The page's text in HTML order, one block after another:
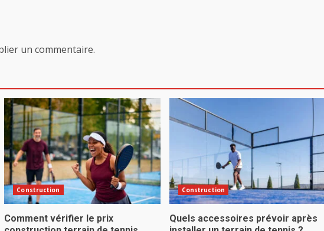
un commentaire.
Construction
Comment vérifier le prix
Construction
Quels accessoires prévoir après